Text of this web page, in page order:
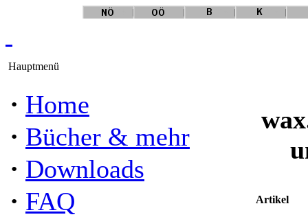
Hauptmenü
· Home
· Bücher & mehr
· Downloads
· FAQ Artikel